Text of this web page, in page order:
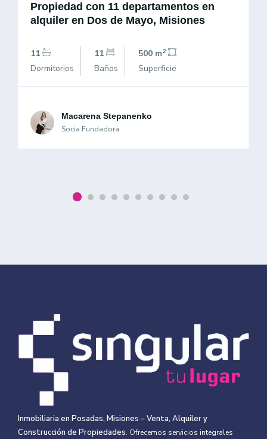
Propiedad con 11 departamentos en
alquiler en Dos de Mayo, Misiones
11
Dormitorios
11
Baños
500 m2
Superficie
Macarena Stepanenko
Socia Fundadora
Inmobiliaria en Posadas, Misiones – Venta, Alquiler y
Construcción de Propiedades. Ofrecemos servicios integrales